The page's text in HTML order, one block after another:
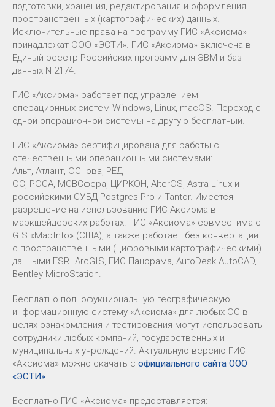
подготовки, хранения, редактирования и оформления
пространственных (картографических) данных.
Исключительные права на программу ГИС «Аксиома»
принадлежат ООО «ЭСТИ». ГИС «Аксиома» включена в
Единый реестр Российских программ для ЭВМ и баз
данных N 2174.
ГИС «Аксиома» работает под управлением
операционных систем Windows, Linux, macOS. Переход с
одной операционной системы на другую бесплатный.
ГИС «Аксиома» сертифицирована для работы с
отечественными операционными системами:
Альт, Атлант, ОСнова, РЕД
ОС, РОСА, МСВСфера, ЦИРКОН, AlterOS, Astra Linux и
российскими СУБД Postgres Pro и Tantor. Имеется
разрешение на использование ГИС Аксиома в
маркшейдерских работах. ГИС «Аксиома» совместима с
GIS «MapInfo» (США), а также работает без конвертации
с пространственными (цифровыми картографическими)
данными ESRI ArcGIS, ГИС Панорама, AutoDesk AutoCAD,
Bentley MicroStation.
Бесплатно полнофукциональную географическую
информационную систему «Аксиома» для любых ОС в
целях ознакомления и тестирования могут использовать
сотрудники любых компаний, государственных и
муниципальных учреждений. Актуальную версию ГИС
«Аксиома» можно скачать с официального сайта ООО
«ЭСТИ».
Бесплатно ГИС «Аксиома» предоставляется: